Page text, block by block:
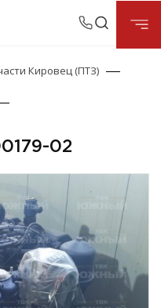
Кировец (ПТЗ)
02